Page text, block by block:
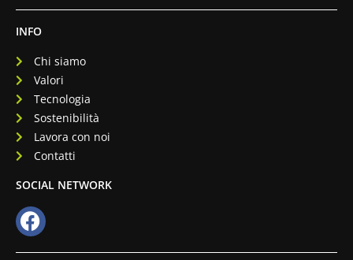
INFO
Chi siamo
Valori
Tecnologia
Sostenibilità
Lavora con noi
Contatti
SOCIAL NETWORK